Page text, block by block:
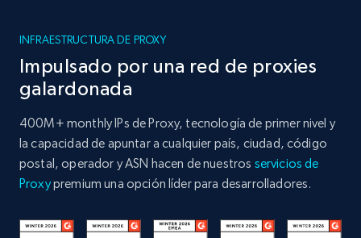
INFRAESTRUCTURA DE PROXY
Impulsado por una red de proxies
galardonada
400M+ monthly IPs de Proxy, tecnología de primer nivel y
la capacidad de apuntar a cualquier país, ciudad, código
postal, operador y ASN hacen de nuestros servicios de
Proxypremium una opción líder para desarrolladores.